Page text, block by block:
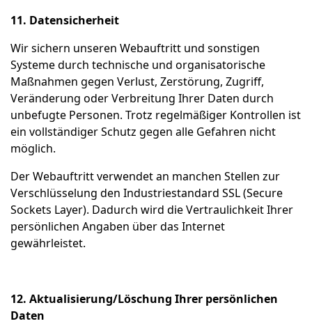
11. Datensicherheit
Wir sichern unseren Webauftritt und sonstigen
Systeme durch technische und organisatorische
Maßnahmen gegen Verlust, Zerstörung, Zugriff,
Veränderung oder Verbreitung Ihrer Daten durch
unbefugte Personen. Trotz regelmäßiger Kontrollen ist
ein vollständiger Schutz gegen alle Gefahren nicht
möglich.
Der Webauftritt verwendet an manchen Stellen zur
Verschlüsselung den Industriestandard SSL (Secure
Sockets Layer). Dadurch wird die Vertraulichkeit Ihrer
persönlichen Angaben über das Internet
gewährleistet.
12. Aktualisierung/Löschung Ihrer persönlichen
Daten